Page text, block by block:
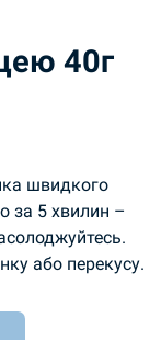
40г
швидкого
за 5 хвилин –
або перекусу.